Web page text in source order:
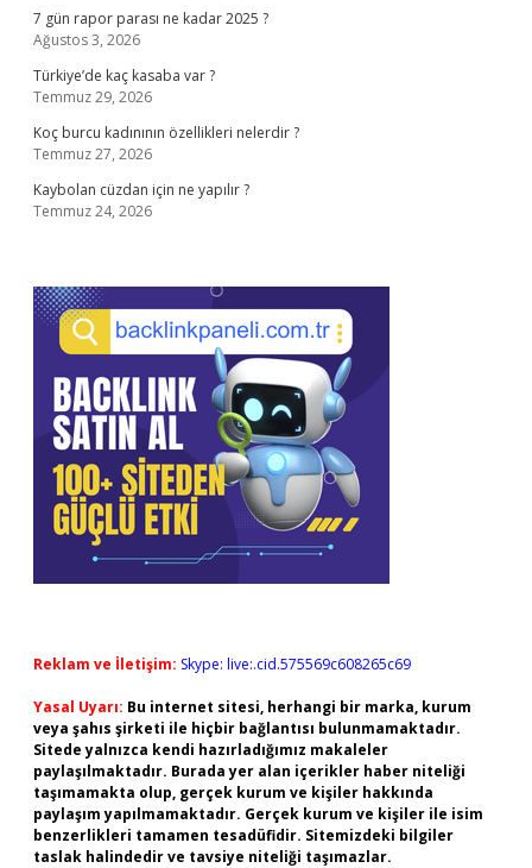
7 gün rapor parası ne kadar 2025 ?
Ağustos 3, 2026
Türkiye’de kaç kasaba var ?
Temmuz 29, 2026
Koç burcu kadınının özellikleri nelerdir ?
Temmuz 27, 2026
Kaybolan cüzdan için ne yapılır ?
Temmuz 24, 2026
Reklam ve İletişim: Skype: live:.cid.575569c608265c69
Yasal Uyarı: Bu internet sitesi, herhangi bir marka, kurum
veya şahıs şirketi ile hiçbir bağlantısı bulunmamaktadır.
Sitede yalnızca kendi hazırladığımız makaleler
paylaşılmaktadır. Burada yer alan içerikler haber niteliği
taşımamakta olup, gerçek kurum ve kişiler hakkında
paylaşım yapılmamaktadır. Gerçek kurum ve kişiler ile isim
benzerlikleri tamamen tesadüfidir. Sitemizdeki bilgiler
taslak halindedir ve tavsiye niteliği taşımazlar.